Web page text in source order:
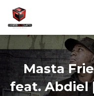
Masta
feat. Abdiel